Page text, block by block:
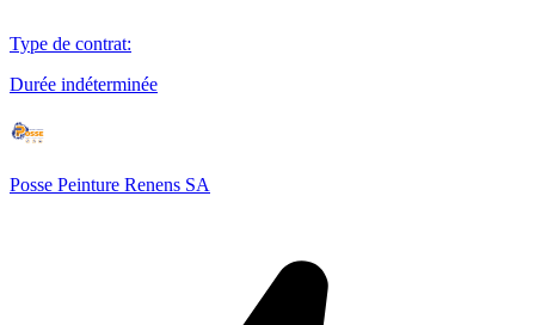
Type de contrat:
Durée indéterminée
Posse Peinture Renens SA